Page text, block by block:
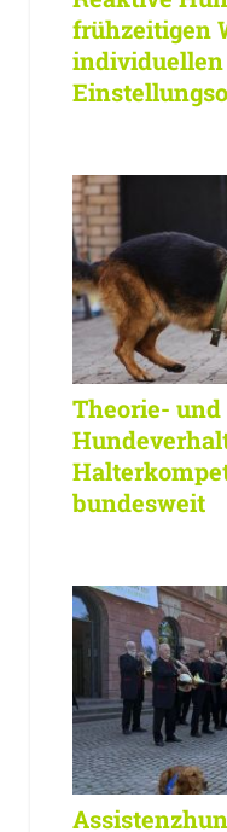
frühzeitigen
individuellen
Theorie-
bundesweit